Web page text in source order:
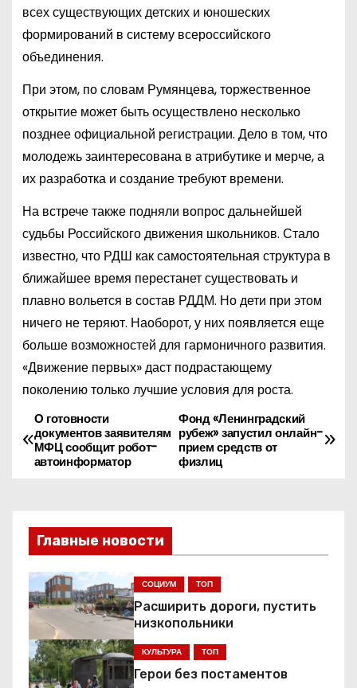
всех существующих детских и юношеских
формирований в систему всероссийского
объединения.
При этом, по словам Румянцева, торжественное
открытие может быть осуществлено несколько
позднее официальной регистрации. Дело в том, что
молодежь заинтересована в атрибутике и мерче, а
их разработка и создание требуют времени.
На встрече также подняли вопрос дальнейшей
судьбы Российского движения школьников. Стало
известно, что РДШ как самостоятельная структура в
ближайшее время перестанет существовать и
плавно вольется в состав РДДМ. Но дети при этом
ничего не теряют. Наоборот, у них появляется еще
больше возможностей для гармоничного развития.
«Движение первых» даст подрастающему
поколению только лучшие условия для роста.
Н
а
и
г
а
ц
и
Фонд «Ленинградский
рубеж» запустил онлайн-
прием средств от
физлиц
О готовности
документов заявителям
МФЦ сообщит робот-
автоинформатор
Главные новости
СОЦИУМ ТОП
Расширить дороги, пустить
низкопольники
КУЛЬТУРА ТОП
Герои без постаментов